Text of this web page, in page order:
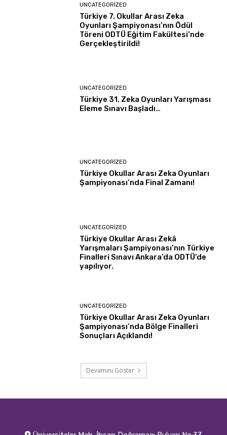
UNCATEGORIZED
Türkiye 7. Okullar Arası Zeka
Oyunları Şampiyonası’nın Ödül
Töreni ODTÜ Eğitim Fakültesi’nde
Gerçekleştirildi!
UNCATEGORIZED
Türkiye 31. Zeka Oyunları Yarışması
Eleme Sınavı Başladı…
UNCATEGORIZED
Türkiye Okullar Arası Zeka Oyunları
Şampiyonası’nda Final Zamanı!
UNCATEGORIZED
Türkiye Okullar Arası Zekâ
Yarışmaları Şampiyonası’nın Türkiye
Finalleri Sınavı Ankara’da ODTÜ’de
yapılıyor.
UNCATEGORIZED
Türkiye Okullar Arası Zeka Oyunları
Şampiyonası’nda Bölge Finalleri
Sonuçları Açıklandı!
Devamını Göster